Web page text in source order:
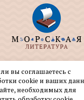
занимается
книг на морскую
"МОРКНИГА", 2004 —
вы соглашаетесь с
cookie и ваших
необходимых для